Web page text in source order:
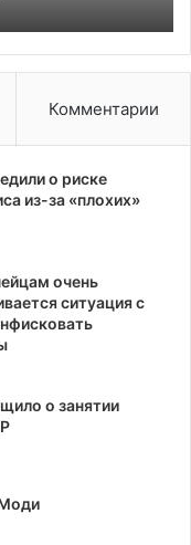
Комментарии
о риске
из-за «плохих»
очень
ситуация с
о занятии